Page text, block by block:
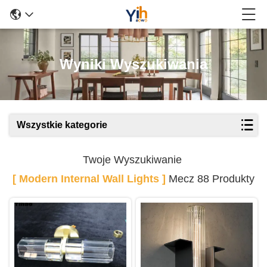
Wyniki Wyszukiwania
Wszystkie kategorie
Twoje Wyszukiwanie
[ Modern Internal Wall Lights ] Mecz 88 Produkty